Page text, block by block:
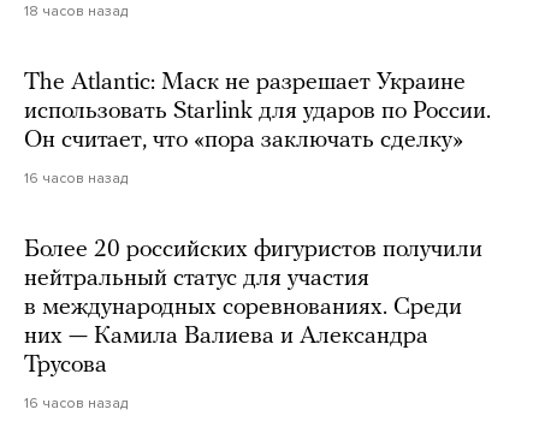
18 часов назад
The Atlantic: Маск не разрешает Украине
использовать Starlink для ударов по России.
Он считает, что «пора заключать сделку»
16 часов назад
Более 20 российских фигуристов получили
нейтральный статус для участия
в международных соревнованиях. Среди
них — Камила Валиева и Александра
Трусова
16 часов назад